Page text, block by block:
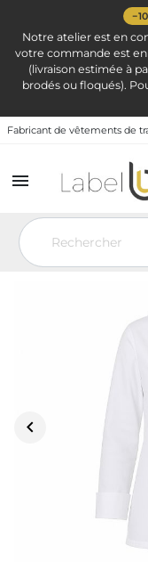
Notre atelier est en
votre commande est
(livraison estimée à
brodés ou floqués).
Fabricant de vêtements de

Vêtement de travail
